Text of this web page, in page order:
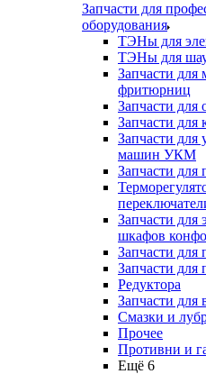
Запчасти для
оборудования
ТЭНы для
ТЭНы для
Запчасти для
фритюрниц
Запчасти для
Запчасти для
Запчасти для
машин УКМ
Запчасти
Запчасти для
шкафов
Запчасти для
Запчасти для
Редуктора
Запчасти
Смазки и
Прочее
Противни и
Ещё 6